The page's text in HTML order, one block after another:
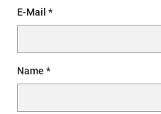
E-Mail
Name